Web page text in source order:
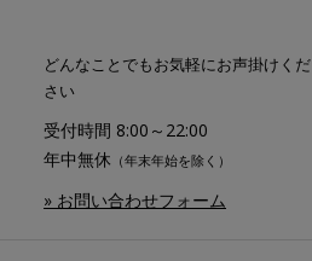
どんなことでもお気軽にお声掛けくだ
さい
受付時間 8:00～22:00
年中無休 （年末年始を除く）
» お問い合わせフォーム